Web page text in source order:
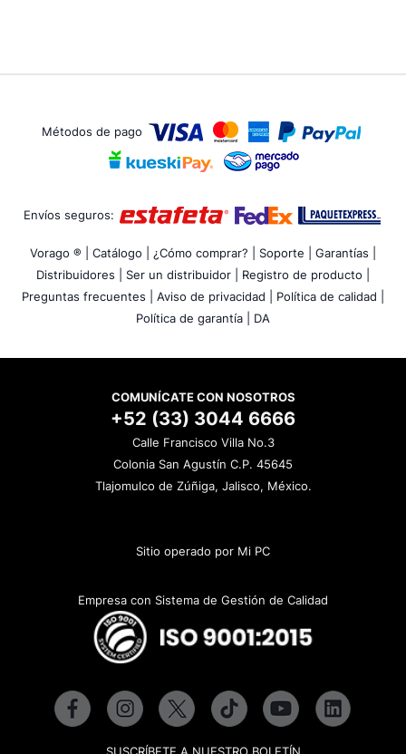
Métodos de pago
Envíos seguros:
Vorago ® | Catálogo | ¿Cómo comprar? | Soporte |
Garantías |
Distribuidores |
Ser un distribuidor |
Registro de producto |
Preguntas frecuentes |
Aviso de privacidad |
Política de calidad |
Política de garantía |
DA
COMUNÍCATE CON NOSOTROS
+52 (33) 3044 6666
Calle Francisco Villa No.3
Colonia San Agustín C.P. 45645
Tlajomulco de Zúñiga, Jalisco, México.
Sitio operado por Mi PC
Empresa con Sistema de Gestión de Calidad